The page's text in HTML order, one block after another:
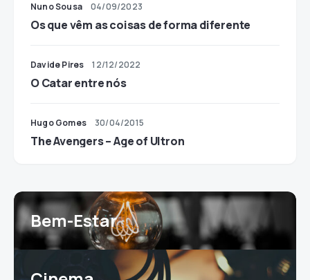
Nuno Sousa 04/09/2023
Os que vêm as coisas de forma diferente
Davide Pires 12/12/2022
O Catar entre nós
Hugo Gomes 30/04/2015
The Avengers – Age of Ultron
Bem-Estar